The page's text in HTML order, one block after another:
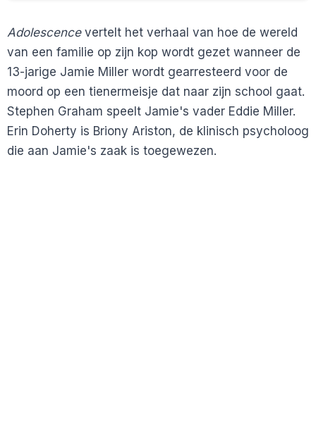
Adolescencevertelt het verhaal van hoe de wereld
van een familie op zijn kop wordt gezet wanneer de
13-jarige Jamie Miller wordt gearresteerd voor de
moord op een tienermeisje dat naar zijn school gaat.
Stephen Graham speelt Jamie's vader Eddie Miller.
Erin Doherty is Briony Ariston, de klinisch psycholoog
die aan Jamie's zaak is toegewezen.